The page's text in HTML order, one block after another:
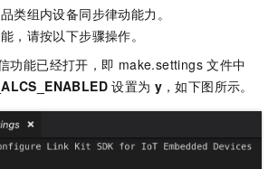
类组内设备同步律动能力。
，请按以下步骤操作。
功能已经打开，即 make.settings 文件中
设置为 y，如下图所示。